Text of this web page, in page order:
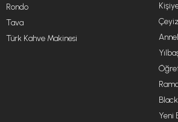
Rondo
Tava
Türk Kahve Makinesi
Yeni